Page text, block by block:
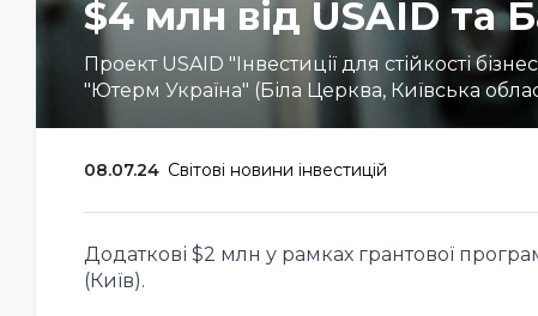
$4 млн від USAID та
Проект USAID "Інвестиції для стійкості
"Ютерм Україна" (Біла Церква, Київська
08.07.24 Світові новини інвестицій
Додаткові $2 млн у рамках грантової
(Київ).